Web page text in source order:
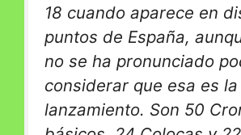
18 cuando aparece en
puntos de España,
no se ha pronunciado
considerar que esa es
lanzamiento. Son 50